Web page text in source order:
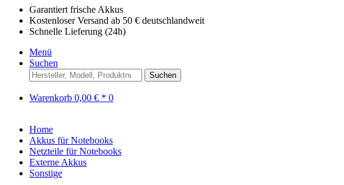
Garantiert frische Akkus
Kostenloser Versand ab 50 € deutschlandweit
Schnelle Lieferung (24h)
Menü
Suchen
Suchen
Warenkorb 0,00 € * 0
Home
Akkus für Notebooks
Netzteile für Notebooks
Externe Akkus
Sonstige